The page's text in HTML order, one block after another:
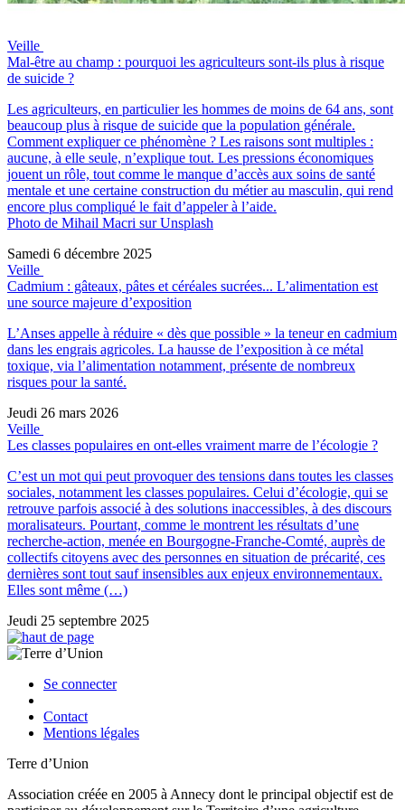
Veille
Mal-être au champ : pourquoi les agriculteurs sont-ils plus à risque
de suicide ?
Les agriculteurs, en particulier les hommes de moins de 64 ans, sont
beaucoup plus à risque de suicide que la population générale.
Comment expliquer ce phénomène ? Les raisons sont multiples :
aucune, à elle seule, n’explique tout. Les pressions économiques
jouent un rôle, tout comme le manque d’accès aux soins de santé
mentale et une certaine construction du métier au masculin, qui rend
encore plus compliqué le fait d’appeler à l’aide.
Photo de Mihail Macri sur Unsplash
Samedi 6 décembre 2025
Veille
Cadmium : gâteaux, pâtes et céréales sucrées... L’alimentation est
une source majeure d’exposition
L’Anses appelle à réduire « dès que possible » la teneur en cadmium
dans les engrais agricoles. La hausse de l’exposition à ce métal
toxique, via l’alimentation notamment, présente de nombreux
risques pour la santé.
Jeudi 26 mars 2026
Veille
Les classes populaires en ont-elles vraiment marre de l’écologie ?
C’est un mot qui peut provoquer des tensions dans toutes les classes
sociales, notamment les classes populaires. Celui d’écologie, qui se
retrouve parfois associé à des solutions inaccessibles, à des discours
moralisateurs. Pourtant, comme le montrent les résultats d’une
recherche-action, menée en Bourgogne-Franche-Comté, auprès de
collectifs citoyens avec des personnes en situation de précarité, ces
dernières sont tout sauf insensibles aux enjeux environnementaux.
Elles sont même (…)
Jeudi 25 septembre 2025
Se connecter
Contact
Mentions légales
Terre d’Union
Association créée en 2005 à Annecy dont le principal objectif est de